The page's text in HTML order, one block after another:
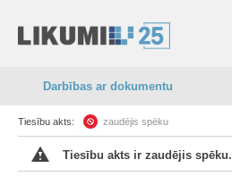
Darbības ar dokumentu
Tiesību akts: zaudējis spēku
Tiesību akts ir zaudējis spēku.